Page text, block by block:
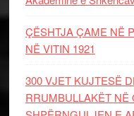
ÇËSHTJA ÇAME NË
NË VITIN 1921
300 VJET KUJTESË
RRUMBULLAKËT